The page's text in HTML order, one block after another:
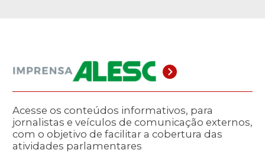
Acesse os conteúdos informativos, para
jornalistas e veículos de comunicação externos,
com o objetivo de facilitar a cobertura das
atividades parlamentares